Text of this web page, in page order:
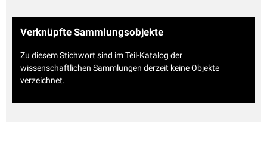
Verknüpfte Sammlungsobjekte
Zu diesem Stichwort sind im Teil-Katalog der
wissenschaftlichen Sammlungen derzeit keine Objekte
verzeichnet.